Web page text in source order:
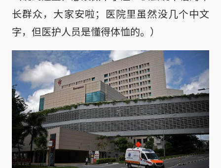
长群众，大家安啦；医院里虽然没几个中文
字，但医护人员是懂得体恤的。）